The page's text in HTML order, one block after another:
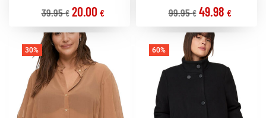
39.95€ 20.00 €
99.95€ 49.98 €
30% 60%